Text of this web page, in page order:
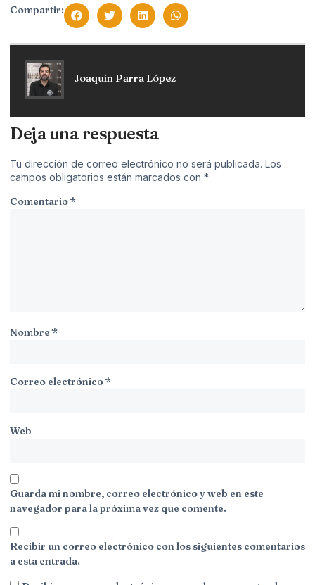
Compartir:
Joaquín Parra López
Deja una respuesta
Tu dirección de correo electrónico no será publicada. Los
campos obligatorios están marcados con *
Comentario*
Nombre*
Correo electrónico*
Web
Guarda mi nombre, correo electrónico y web en este
navegador para la próxima vez que comente.
Recibir un correo electrónico con los siguientes comentarios
a esta entrada.